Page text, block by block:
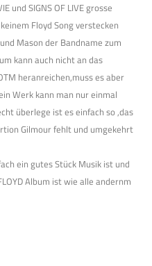
und SIGNS OF LIVE grosse
Floyd Song verstecken
Mason der Bandname zum
kann auch nicht an das
heranreichen,muss es aber
Werk kann man nur einmal
überlege ist es einfach so ,das
Gilmour fehlt und umgekehrt
ein gutes Stück Musik ist und
Album ist wie alle andernm